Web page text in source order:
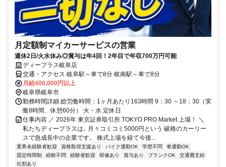
月定額制マイカーサービスの営業
週休2日/火水休み◎賞与は年4回！2年目で年収700万円可能
ディープラス岐阜店
交通・アクセス 岐阜駅～車で8分 岐南駅～車で8分
月給400,000円以上
岐阜県岐阜市
勤務時間詳細 総労働時間：1ヶ月あたり163時間 9：30 ～18：30（実
働8時間、休憩60分） 火・水 定休日
仕事内容 ／ 2026年 東京証券取引所 TOKYO PRO Market 上場！ ＼
私たちディープラスは､ 月々コミコミ5000円という 破格のカーリー
スで急成長中の企業です。 株式上場を経て今後...
業界未経験者歓迎 資格取得支援あり バイク通勤OK 学歴不問
車通勤OK
固定時間制
経験不問 経験者歓迎 研修あり 賞与あり ブランクOK
交通費支給
社割あり